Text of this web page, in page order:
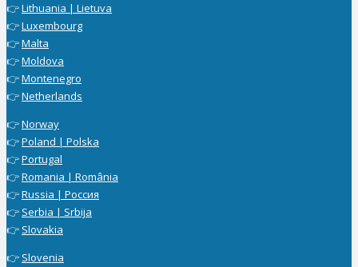
👉Lithuania | Lietuva
👉Luxembourg
👉Malta
👉Moldova
👉Montenegro
👉Netherlands
👉Norway
👉Poland | Polska
👉Portugal
👉Romania | România
👉Russia | Россия
👉 Serbia | Srbija
👉 Slovakia
👉 Slovenia